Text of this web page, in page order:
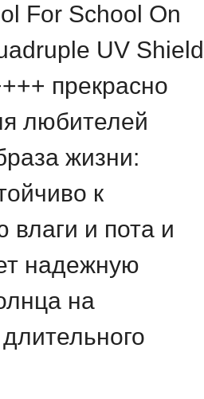
For School On
UV Shield
прекрасно
любителей
жизни:
к
влаги и пота и
надежную
на